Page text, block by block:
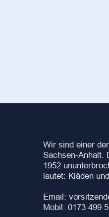
Wir sind einer
Sachsen-Anhalt.
1952
lautet: Kläden
Email:
Mobil: 0173 499